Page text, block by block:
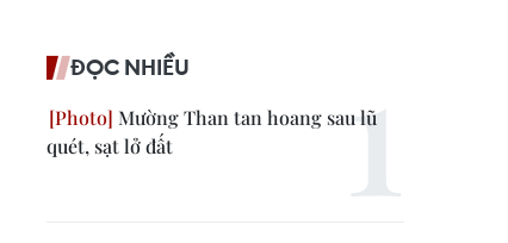
ĐỌC NHIỀU
Mường Than tan hoang sau lũ
quét, sạt lở đất